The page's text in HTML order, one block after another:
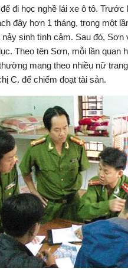
đi học nghề lái xe ô tô.
đây hơn 1 tháng, trong một
sinh tình cảm. Sau đó, Sơn
Theo tên Sơn, mỗi lần
mang theo nhiều nữ
C. để chiếm đoạt tài sản.